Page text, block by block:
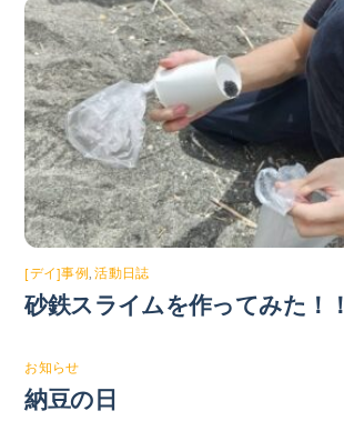
[デイ]事例 ,活動日誌
砂鉄スライムを作ってみた！！
お知らせ
納豆の日